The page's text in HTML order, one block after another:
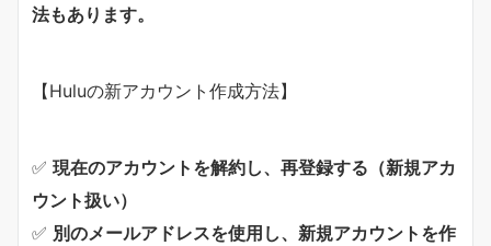
法もあります。
【Huluの新アカウント作成方法】
✅ 現在のアカウントを解約し、再登録する（新規アカ
ウント扱い）
✅ 別のメールアドレスを使用し、新規アカウントを作